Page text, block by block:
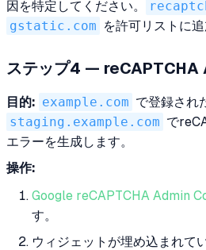
因を特定してください。
gstatic.com を許可リストに
ステップ4 — reCAPTCHA
目的: example.com で登録され
staging.example.com で
エラーを生成します。
操作:
Google reCAPTCHA Admin
す。
ウィジェットが埋め込まれて